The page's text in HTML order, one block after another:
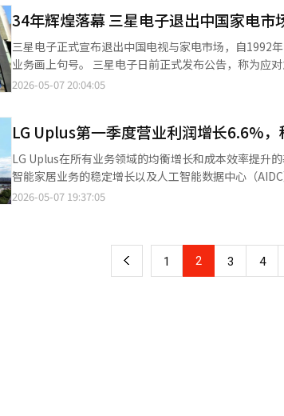
行实时讨论分析、关键词提取和会议摘要等，将会议
实际工作和管理决策过程的决心。 LG CNS也是集团AX战略的另一个支柱。LG CNS不仅加速集团内部的数字化转型，
也在对外企业的AX业务扩展上加快步伐。随着制造、
LG的AX能力正与新的B2B商业机会相连接。 LG的举动与三星或SK有所不同。三星基于巨额投资专注于半导体的超越
战略，而SK则在电池和生物领域进行大规模的重组，
为“最具LG特色的AI战略”。 实际上，LG过去也通过选择和集中战略重组了业务结构。果断退出智能手机业务，减
少了盈利能力下降的LCD业务比例。相反，LG将能力
较大的领域，调整了集团的投资组合。 如今的AX战略也被分析为不仅仅是技术引入，而是重新设计集团未来实力的
过程。 业界人士表示：“在AI时代，制造业的竞争力不再仅仅由低廉的人工成本或生产规模决定，积累和分析数据以
提升生产力、质量和客户体验的能力正成为核心竞争要素。” LG目前推进的AX也是为了增强制造业的本
发生根本性转变的标志。生物产业的崛起同样值得关
去，制药行业被认为是稳定但增长有限的行业，如今
业。所有这些趋势最终归结为一个问题：未来推动全
经济的中心。然而现在，数据、半导体、AI算法和生
法方面，韩国落后于美国，在平台方面则被中美所超
戏显卡公司，如今已成为推动整个人工智能产业的核
片，开发超大规模AI模型几乎不可能。美国政府对中
体企业，更是AI时代权力结构的象征。② 字母表（谷
云计算、YouTube生态的结合正在创造新的收益结构
疑问，但实际上，AI反而增强了搜索的影响力。谷歌
化的理念，进一步巩固了独特生态。苹果不仅是制造
企业之一。与OpenAI的合作、Azure云计算和Office
随之而来。预先进行的瑜伽活动的喧闹逐渐平息，比
上弥漫着紧张的静谧。 不过，这并不是一个可以随意躺着的比赛。每30分钟，主持人的声音打破了宁静。扬声器中
突然播放出蚊子的声音，工作人员小心翼翼地在参赛者
被淘汰。”只要稍微翻身或睁开眼睛，冷酷的判决便会降临。随
30分钟记录心率，比赛结束时，心率最稳定的人将成为
然而，现在越来越多的人需要打开睡眠引导应用、播
中测量心率的场景恰恰反映了这种变化。 参赛者们的故事各不相同，但有一个共同点：他们都很疲惫。“我每天最多
只能睡3到4个小时。”30岁上班族南智秀说，她和每
汉江边的睡眠比赛中休息，既可笑又让人感到苦涩。 受到电影《王的男人》启发，穿着龙袍参赛的大学生朴俊锡把社
交媒体、短视频和手机通知称为“现代睡眠的三大窃
里工作累得像个死鱼，今天我真的想赢。女朋友在外
失眠药物处方数量增加了四倍。韩国人的平均睡眠时
生素饮料尝起来有苦味，我拒绝饮用，但金素英却强迫我‘一口喝下’。” 证人询问
（CCTV）视频以进行证据调查。 视频中显示，金素英与一名意识模糊的男性在南阳州某咖啡厅的电梯内同乘。 视频
中的受害者站立不稳，摇摇欲坠，被金素英引导着移动。 金素英还向该男性展示手机，似乎在进行对话。 金素
举动引发了旁听席小声的咒骂。检方准备了其他视频，但因技术问题未能播
间，向三名20多岁的男性递送含有苯二氮平类药物的
起案件。下次审理定于6月11日下午4时30分进行。※
34年辉煌落幕 三星电子退出中国家电市
三星电子正式宣布退出中国电视与家电市场，自1992
业务画上句号。 三星电子日前正式发布公告，称为应对急剧变化的市场环境，经慎重研究，三星电子决定在中国大陆
市场停止销售含电视、显示器在内的所有家电产品。
在中国的生产与研发体系仍将继续运营，位于苏州的
发机构也将继续保留。 三星电子此次调整属于“选择与集中”战略的一部分，未来将重点加强已Galaxy AI为核心的
智能手机业务，继续推出“心系天下”系列等为中国用户量身定制的产品与
进入中国市场，1994年，三星天津电视工厂投产，开始量产彩电
星迅速占领中国高端家电市场。2002年推出的双开门
市场。热播韩剧《来自星星的你》爆红期间，三星启
2026-05-07 20:04:05
LG Uplus第一季度营业利润增长6.6%
LG Uplus在所有业务领域的均衡增长和成本效率提升
智能家居业务的稳定增长以及人工智能数据中心（
Uplus通过公告表示，今年第一季度合并营业收入为
元，同比增长3.7%。移动用户总数为3093.1万，较去
万，分别增长7.1%和4.7%。5G用户达到947.3万，
户增加和IPTV的稳定增长而改善。智能家居收入为
2026-05-07 19:37:05
上 1 2 3 4